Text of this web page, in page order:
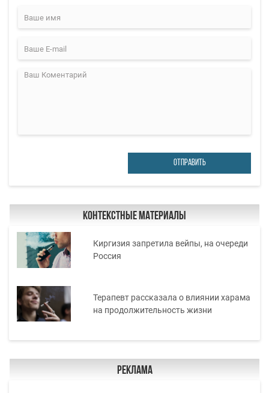
ОТПРАВИТЬ
Контекстные материалы
Киргизия запретила вейпы, на очереди
Россия
Терапевт рассказала о влиянии харама
на продолжительность жизни
Реклама